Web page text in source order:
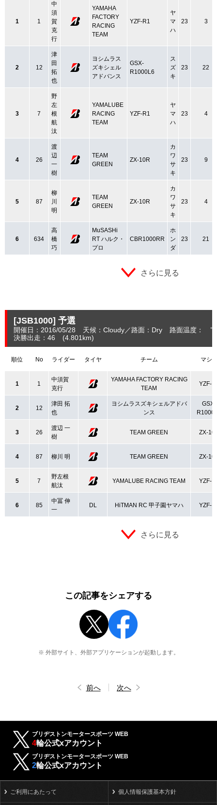
1 1
中
須
賀
克
行
YAMAHA
FACTORY
RACING
TEAM
YZF-R1
ヤ
マ
ハ
23 3
2 12
津
田
拓
也
ヨシムラス
ズキシェル
アドバンス
GSX-
R1000L6
ス
ズ
キ
23 22
3 7
野
左
根
航
汰
YAMALUBE
RACING
TEAM
YZF-R1
ヤ
マ
ハ
23 4
4 26
渡
辺
一
樹
TEAM
GREEN
ZX-10R
カ
ワ
サ
キ
23 9
5 87
柳
川
明
TEAM
GREEN
ZX-10R
カ
ワ
サ
キ
23 4
6 634
高
橋
巧
MuSASHi
RT ハルク・
プロ
CBR1000RR
ホ
ン
ダ
23 21
さらに見る
[JSB1000] 予選
開催日：2016/05/28 天候：Cloudy 路面：Dry
路面温度：
決勝出走：46
(4.801km)
順位 No ライダー タイヤ チーム マシ
1 1
中須賀
克行
YAMAHA FACTORY RACING
TEAM
YZF-
2 12
津田 拓
也
ヨシムラスズキシェルアドバ
ンス
GSX-
3 26
渡辺 一
樹
TEAM GREEN ZX-
4 87 柳川 明 TEAM GREEN ZX-
5 7
野左根
航汰
YAMALUBE RACING TEAM YZF-
6 85
中冨 伸
一
DL HiTMAN RC 甲子園ヤマハ YZF-
さらに見る
この記事をシェアする
※ 外部サイト、外部アプリケーションが起動します。
前へ 次へ
ブリヂストンモータースポーツ WEB
4輪公式xアカウント
ブリヂストンモータースポーツ WEB
2輪公式xアカウント
ご利用にあたって 個人情報保護基本方針